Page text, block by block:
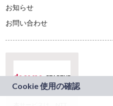
お知らせ
お問い合わせ